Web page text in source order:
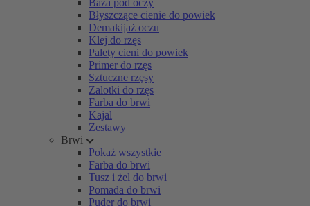
Baza pod oczy
Błyszczące cienie do powiek
Demakijaż oczu
Klej do rzęs
Palety cieni do powiek
Primer do rzęs
Sztuczne rzęsy
Zalotki do rzęs
Farba do brwi
Kajal
Zestawy
Brwi
Pokaż wszystkie
Farba do brwi
Tusz i żel do brwi
Pomada do brwi
Puder do brwi